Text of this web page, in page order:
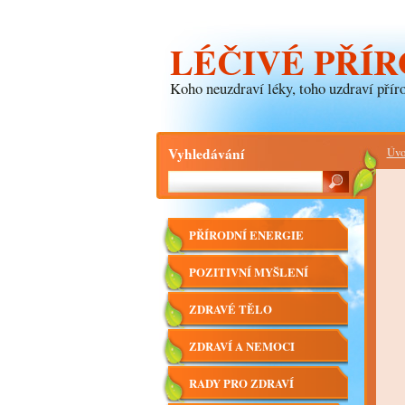
LÉČIVÉ
Koho neuzdraví léky, toho uzdraví
PŘÍRODNÍ ENERGIE
POZITIVNÍ MYŠLENÍ
ZDRAVÉ TĚLO
ZDRAVÍ A NEMOCI
RADY PRO ZDRAVÍ
Vyhledávání